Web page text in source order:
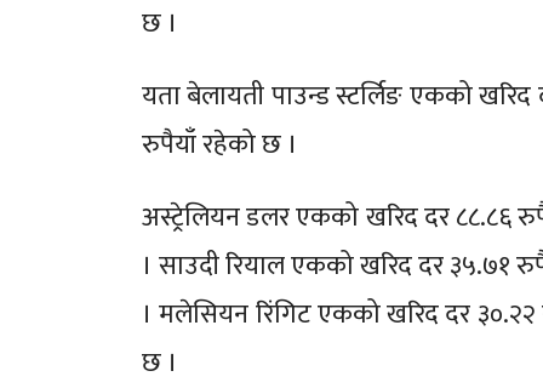
छ ।
यता बेलायती पाउन्ड स्टर्लिङ एकको
रुपैयाँ रहेको छ ।
अस्ट्रेलियन डलर एकको खरिद दर ८८.८६
। साउदी रियाल एकको खरिद दर ३५.७१
। मलेसियन रिंगिट एकको खरिद दर
छ ।